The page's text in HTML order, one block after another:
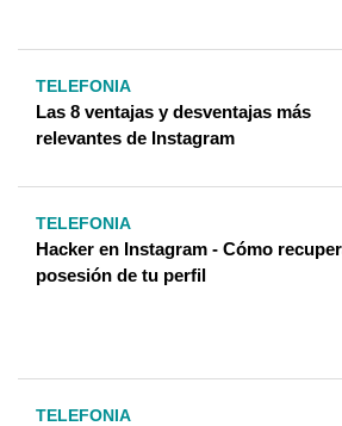
TELEFONIA
Las 8 ventajas y desventajas más
relevantes de Instagram
TELEFONIA
Hacker en Instagram - Cómo
posesión de tu perfil
TELEFONIA